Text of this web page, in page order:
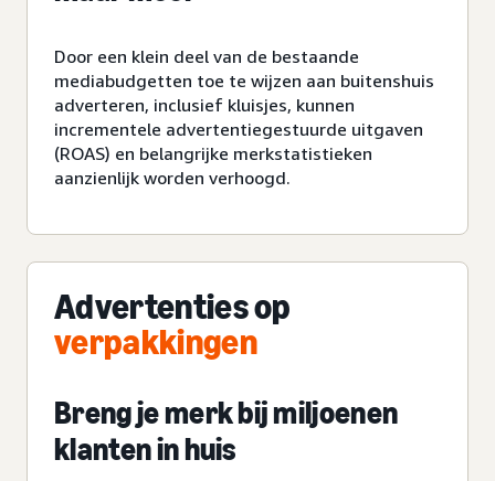
Door een klein deel van de bestaande
mediabudgetten toe te wijzen aan buitenshuis
adverteren, inclusief kluisjes, kunnen
incrementele advertentiegestuurde uitgaven
(ROAS) en belangrijke merkstatistieken
aanzienlijk worden verhoogd.
Advertenties op
verpakkingen
Breng je merk bij miljoenen
klanten in huis